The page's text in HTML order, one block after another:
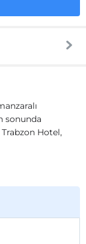
sonunda
Hotel,
ve
tipleriyle
Yomra
uluslararası
Trabzon